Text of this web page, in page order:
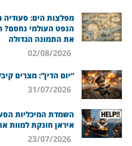
מפלצות הים: סעודיה
הנפט העולמי נחסם?
את התמונה הגדולה
“יום הדין”: מצרים
השמדת המיכליות
איראן חונקת למוות